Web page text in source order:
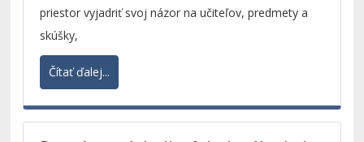
priestor vyjadriť svoj názor na učiteľov, predmety a
skúšky,
Čítať ďalej...